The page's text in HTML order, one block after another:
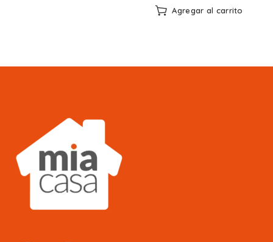
Agregar al carrito